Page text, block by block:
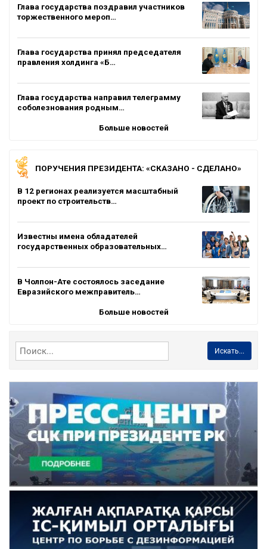
Глава государства поздравил участников
торжественного мероп…
Глава государства принял председателя
правления холдинга «Б…
Глава государства направил телеграмму
соболезнования родным…
Больше новостей
ПОРУЧЕНИЯ ПРЕЗИДЕНТА: «СКАЗАНО - СДЕЛАНО»
В 12 регионах реализуется масштабный
проект по строительств…
Известны имена обладателей
государственных образовательных…
В Чолпон-Ате состоялось заседание
Евразийского межправитель…
Больше новостей
Искать...